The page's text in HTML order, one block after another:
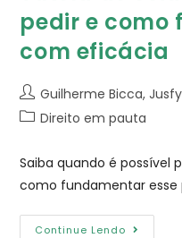
pedir e
com eficácia
Guilherme Bicca, Jusfy
Direito em pauta
Saiba quando é possível
como fundamentar
Continue Lendo